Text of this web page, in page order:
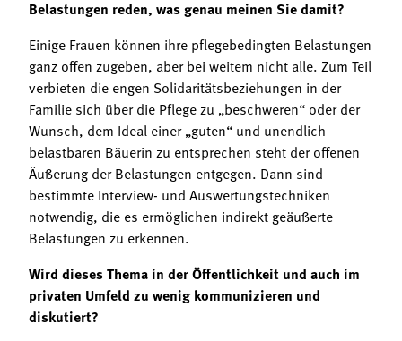
Belastungen reden, was genau meinen Sie damit?
Einige Frauen können ihre pflegebedingten Belastungen
ganz offen zugeben, aber bei weitem nicht alle. Zum Teil
verbieten die engen Solidaritätsbeziehungen in der
Familie sich über die Pflege zu „beschweren“ oder der
Wunsch, dem Ideal einer „guten“ und unendlich
belastbaren Bäuerin zu entsprechen steht der offenen
Äußerung der Belastungen entgegen. Dann sind
bestimmte Interview- und Auswertungstechniken
notwendig, die es ermöglichen indirekt geäußerte
Belastungen zu erkennen.
Wird dieses Thema in der Öffentlichkeit und auch im
privaten Umfeld zu wenig kommunizieren und
diskutiert?